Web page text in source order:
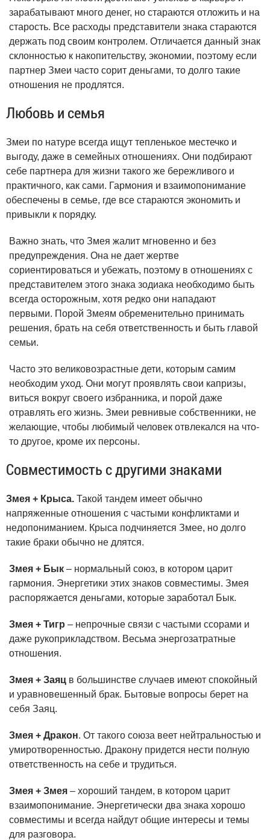
зарабатывают много денег, но стараются отложить и на
старость. Все расходы представители знака стараются
держать под своим контролем. Отличается данный знак
склонностью к накопительству, экономии, поэтому если
партнер Змеи часто сорит деньгами, то долго такие
отношения не продлятся.
Любовь и семья
Змеи по натуре всегда ищут тепленькое местечко и
выгоду, даже в семейных отношениях. Они подбирают
себе партнера для жизни такого же бережливого и
практичного, как сами. Гармония и взаимопонимание
обеспечены в семье, где все стараются экономить и
привыкли к порядку.
Важно знать, что Змея жалит мгновенно и без
предупреждения. Она не дает жертве
сориентироваться и убежать, поэтому в отношениях с
представителем этого знака зодиака необходимо быть
всегда осторожным, хотя редко они нападают
первыми. Порой Змеям обременительно принимать
решения, брать на себя ответственность и быть главой
семьи.
Часто это великовозрастные дети, которым самим
необходим уход. Они могут проявлять свои капризы,
виться вокруг своего избранника, и порой даже
отравлять его жизнь. Змеи ревнивые собственники, не
желающие, чтобы любимый человек отвлекался на что-
то другое, кроме их персоны.
Совместимость с другими знаками
Змея + Крыса. Такой тандем имеет обычно
напряженные отношения с частыми конфликтами и
недопониманием. Крыса подчиняется Змее, но долго
такие браки обычно не длятся.
Змея + Бык – нормальный союз, в котором царит
гармония. Энергетики этих знаков совместимы. Змея
распоряжается деньгами, которые заработал Бык.
Змея + Тигр – непрочные связи с частыми ссорами и
даже рукоприкладством. Весьма энергозатратные
отношения.
Змея + Заяц в большинстве случаев имеют спокойный
и уравновешенный брак. Бытовые вопросы берет на
себя Заяц.
Змея + Дракон. От такого союза веет нейтральностью и
умиротворенностью. Дракону придется нести полную
ответственность на себе и трудиться.
Змея + Змея – хороший тандем, в котором царит
взаимопонимание. Энергетически два знака хорошо
совместимы и всегда найдут общие интересы и темы
для разговора.